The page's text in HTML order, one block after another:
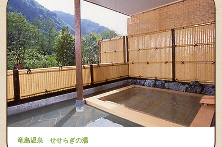
竜島温泉 せせらぎの湯